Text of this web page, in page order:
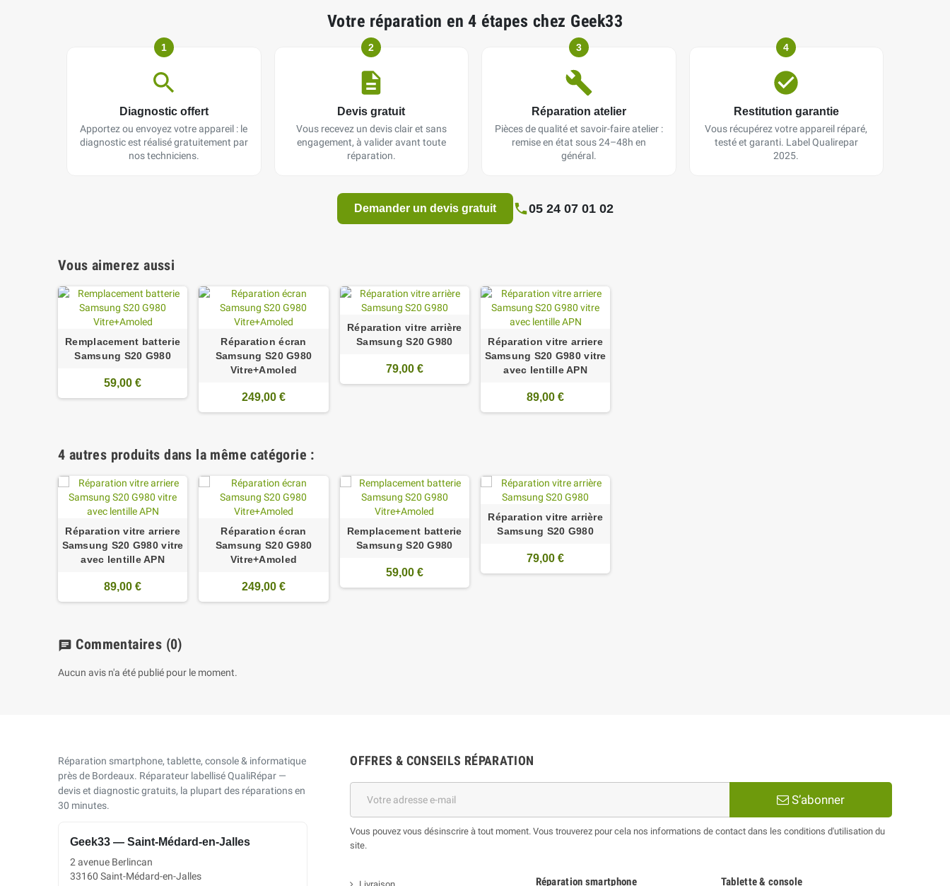
Votre réparation en 4 étapes chez Geek33
1
Diagnostic offert
Apportez ou envoyez votre appareil : le
diagnostic est réalisé gratuitement par
nos techniciens.
2
Devis gratuit
Vous recevez un devis clair et sans
engagement, à valider avant toute
réparation.
3
Réparation atelier
Pièces de qualité et savoir-faire atelier :
remise en état sous 24–48h en
général.
4
Restitution garantie
Vous récupérez votre appareil réparé,
testé et garanti. Label Qualirepar
2025.
Demander un devis gratuit 05 24 07 01 02
Vous aimerez aussi
Remplacement batterie
Samsung S20 G980
59,00 €
Réparation écran
Samsung S20 G980
Vitre+Amoled
249,00 €
Réparation vitre arrière
Samsung S20 G980
79,00 €
Réparation vitre arriere
Samsung S20 G980 vitre
avec lentille APN
89,00 €
4 autres produits dans la même catégorie :
Réparation vitre arriere
Samsung S20 G980 vitre
avec lentille APN
89,00 €
Réparation écran
Samsung S20 G980
Vitre+Amoled
249,00 €
Remplacement batterie
Samsung S20 G980
59,00 €
Réparation vitre arrière
Samsung S20 G980
79,00 €
chat Commentaires (0)
Aucun avis n'a été publié pour le moment.
Réparation smartphone, tablette, console & informatique
près de Bordeaux. Réparateur labellisé QualiRépar —
devis et diagnostic gratuits, la plupart des réparations en
30 minutes.
Geek33 — Saint-Médard-en-Jalles
2 avenue Berlincan
33160 Saint-Médard-en-Jalles
OFFRES & CONSEILS RÉPARATION
S’abonner
Vous pouvez vous désinscrire à tout moment. Vous trouverez pour cela nos informations de contact dans les conditions d'utilisation du
site.
Réparation smartphone Tablette & console